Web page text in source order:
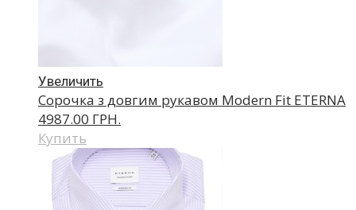
Увеличить
Сорочка з довгим рукавом Modern Fit ETERNA
4987.00 ГРН.
Купить